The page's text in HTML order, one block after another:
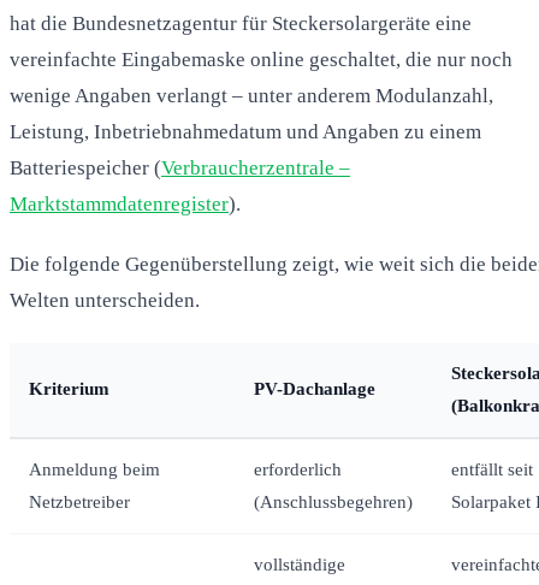
hat die Bundesnetzagentur für Steckersolargeräte eine
vereinfachte Eingabemaske online geschaltet, die nur noch
wenige Angaben verlangt – unter anderem Modulanzahl,
Leistung, Inbetriebnahmedatum und Angaben zu einem
Batteriespeicher (Verbraucherzentrale –
Marktstammdatenregister).
Die folgende Gegenüberstellung zeigt, wie weit sich die
Welten unterscheiden.
Kriterium PV-Dachanlage
Anmeldung beim
Netzbetreiber
erforderlich
(Anschlussbegehren)
entfällt seit
Solarpaket
vollständige